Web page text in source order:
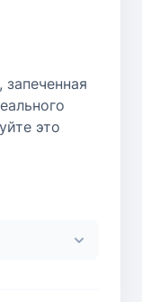
это